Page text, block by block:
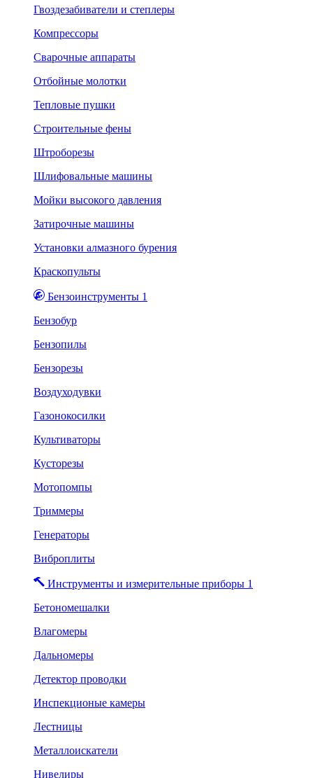
Гвоздезабиватели и степлеры
Компрессоры
Сварочные аппараты
Отбойные молотки
Тепловые пушки
Строительные фены
Штроборезы
Шлифовальные машины
Мойки высокого давления
Затирочные машины
Установки алмазного бурения
Краскопульты
Бензоинструменты 1
Бензобур
Бензопилы
Бензорезы
Воздуходувки
Газонокосилки
Культиваторы
Кусторезы
Мотопомпы
Триммеры
Генераторы
Виброплиты
Инструменты и измерительные приборы 1
Бетономешалки
Влагомеры
Дальномеры
Детектор проводки
Инспекционые камеры
Лестницы
Металлоискатели
Нивелиры